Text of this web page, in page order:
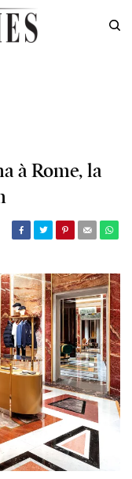
à Rome, la